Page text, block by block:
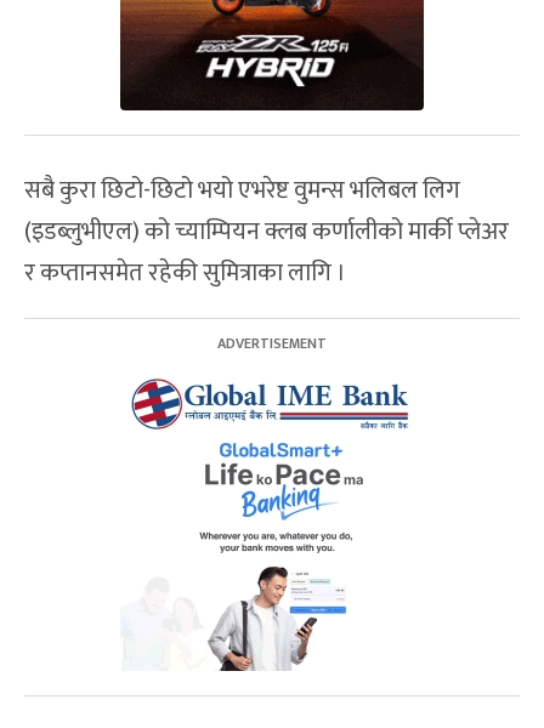
सबै कुरा छिटो-छिटो भयो एभरेष्ट वुमन्स भलिबल लिग
(इडब्लुभीएल) को च्याम्पियन क्लब कर्णालीको मार्की प्लेअर
र कप्तानसमेत रहेकी सुमित्राका लागि ।